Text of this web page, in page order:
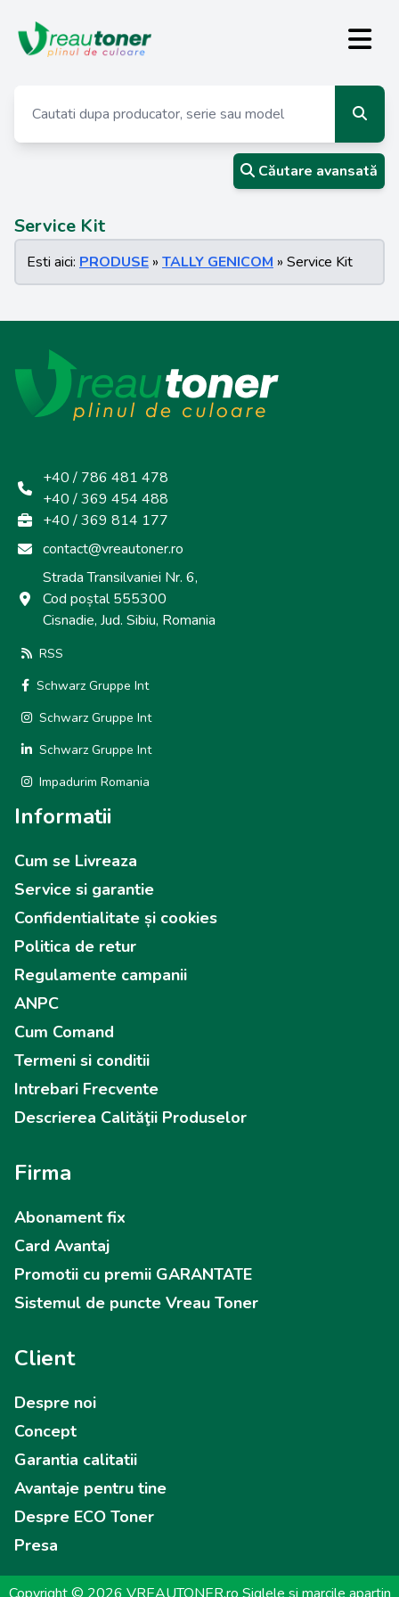
Căutare avansată
Service Kit
Esti aici: PRODUSE » TALLY GENICOM » Service Kit
+40 / 786 481 478
+40 / 369 454 488
+40 / 369 814 177
contact@vreautoner.ro
Strada Transilvaniei Nr. 6,
Cod poștal 555300
Cisnadie, Jud. Sibiu, Romania
RSS
Schwarz Gruppe Int
Schwarz Gruppe Int
Schwarz Gruppe Int
Impadurim Romania
Informatii
Cum se Livreaza
Service si garantie
Confidentialitate și cookies
Politica de retur
Regulamente campanii
ANPC
Cum Comand
Termeni si conditii
Intrebari Frecvente
Descrierea Calităţii Produselor
Firma
Abonament fix
Card Avantaj
Promotii cu premii GARANTATE
Sistemul de puncte Vreau Toner
Client
Despre noi
Concept
Garantia calitatii
Avantaje pentru tine
Despre ECO Toner
Presa